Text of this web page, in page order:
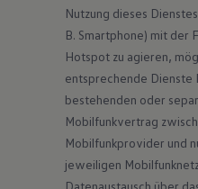
Nutzung dieses
B. Smartphone) mit der
Hotspot zu agieren,
entsprechende Dienste
bestehenden oder
Mobilfunkvertrag
Mobilfunkprovider und
jeweiligen
Datenaustausch über